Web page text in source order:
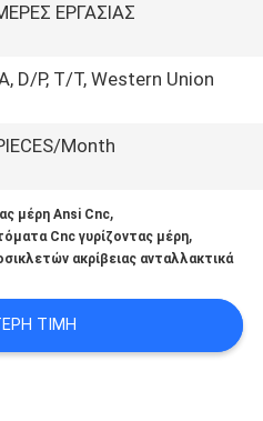
ΕΡΓΑΣΙΑΣ
D/P, T/T, Western Union
Month
μέρη Ansi Cnc,
Cnc γυρίζοντας μέρη,
ακρίβειας ανταλλακτικά
ΤΙΜΉ